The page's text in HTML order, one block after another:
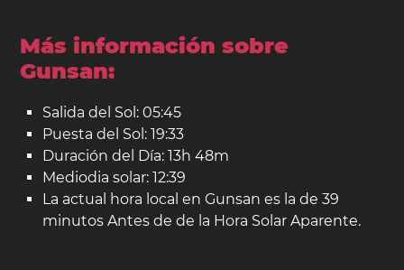
Más información sobre
Gunsan:
Salida del Sol: 05:45
Puesta del Sol: 19:33
Duración del Día: 13h 48m
Mediodia solar: 12:39
La actual hora local en Gunsan es la de 39
minutos Antes de de la Hora Solar Aparente.